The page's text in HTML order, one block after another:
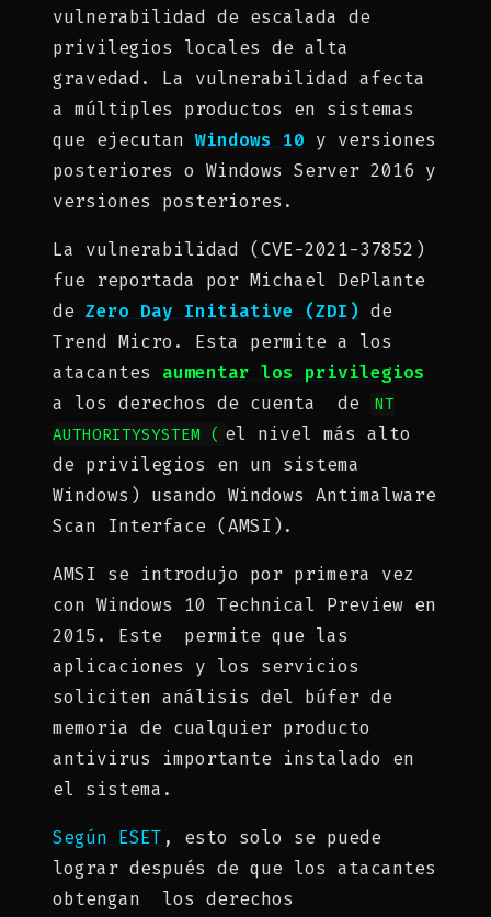
vulnerabilidad de escalada de
privilegios locales de alta
gravedad. La vulnerabilidad afecta
a múltiples productos en sistemas
que ejecutan Windows 10 y versiones
posteriores o Windows Server 2016 y
versiones posteriores.
La vulnerabilidad (CVE-2021-37852)
fue reportada por Michael DePlante
de Zero Day Initiative (ZDI) de
Trend Micro. Esta permite a los
atacantes aumentar los privilegios
a los derechos de cuenta de
NT
AUTHORITYSYSTEM ( el nivel más alto
de privilegios en un sistema
Windows) usando Windows Antimalware
Scan Interface (AMSI).
AMSI se introdujo por primera vez
con Windows 10 Technical Preview en
2015. Este permite que las
aplicaciones y los servicios
soliciten análisis del búfer de
memoria de cualquier producto
antivirus importante instalado en
el sistema.
Según ESET , esto solo se puede
lograr después de que los atacantes
obtengan los derechos